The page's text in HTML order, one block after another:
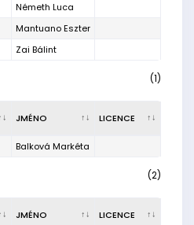
Németh Luca
Mantuano Eszter
Zai Bálint
(1)
JMÉNO LICENCE
Balková Markéta
(2)
JMÉNO LICENCE